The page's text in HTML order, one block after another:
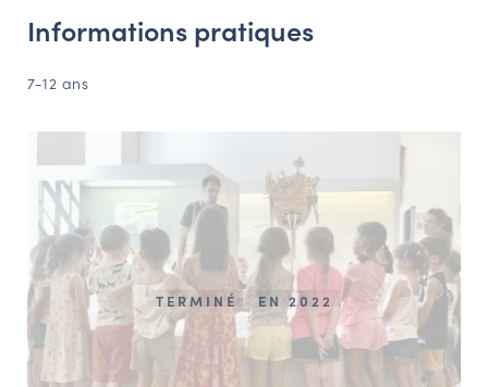
VOUS ÊTES…
Étudiants & chercheurs
Informations pratiques
7-12 ans
TERMINÉ EN 2022